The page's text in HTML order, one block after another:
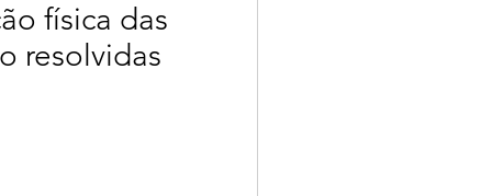
física das
resolvidas